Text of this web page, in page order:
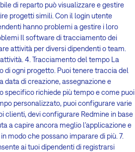
di reparto può visualizzare e gestire
progetti simili. Con il login utente
hanno problemi a gestire i loro
Il software di tracciamento dei
attività per diversi dipendenti o team.
4. Tracciamento del tempo La
ogni progetto. Puoi tenere traccia del
di creazione, assegnazione e
specifico richiede più tempo e come puoi
personalizzato, puoi configurare varie
clienti, devi configurare Redmine in base
a capire ancora meglio l'applicazione e
modo che possano imparare di più. 7.
ai tuoi dipendenti di registrarsi